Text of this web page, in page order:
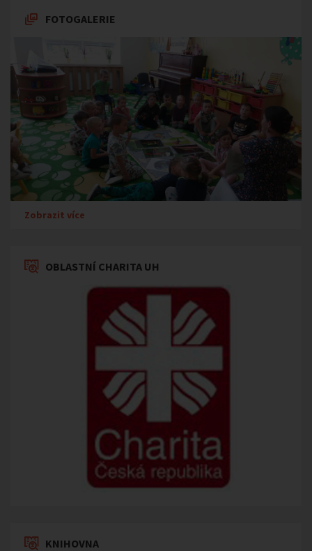
FOTOGALERIE
Zobrazit více
OBLASTNÍ CHARITA UH
KNIHOVNA